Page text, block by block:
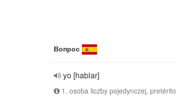
Вопрос
yo [hablar]
1. osoba liczby pojedynczej, pretérito